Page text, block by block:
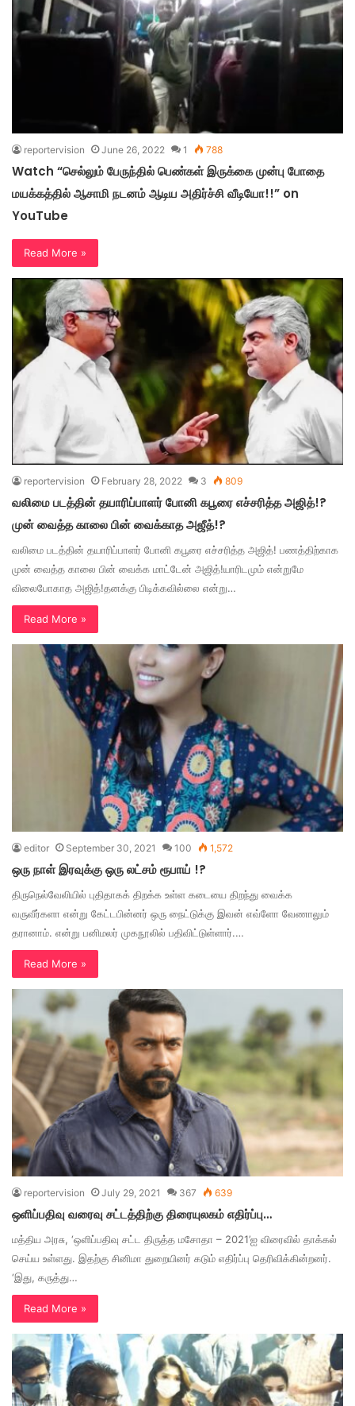
reportervision June 26, 2022 1 788
Watch “செல்லும் பேருந்தில் பெண்கள் இருக்கை முன்பு போதை
மயக்கத்தில் ஆசாமி நடனம் ஆடிய அதிர்ச்சி வீடியோ!!” on
YouTube
Read More »
reportervision February 28, 2022 3 809
வலிமை படத்தின் தயாரிப்பாளர் போனி கபூரை எச்சரித்த அஜித்!?
முன் வைத்த காலை பின் வைக்காத அஜீத்!?
வலிமை படத்தின் தயாரிப்பாளர் போனி கபூரை எச்சரித்த அஜித்! பணத்திற்காக
முன் வைத்த காலை பின் வைக்க மாட்டேன் அஜித்!யாரிடமும் என்றுமே
விலைபோகாத அஜித்!தனக்கு பிடிக்கவில்லை என்று…
Read More »
editor September 30, 2021 100 1,572
ஒரு நாள் இரவுக்கு ஒரு லட்சம் ரூபாய் !?
திருநெல்வேலியில் புதிதாகக் திறக்க உள்ள கடையை திறந்து வைக்க
வருவீர்களா என்று கேட்டபின்னர் ஒரு நைட்டுக்கு இவன் எவ்ளோ வேணாலும்
தரானாம். என்று பனிமலர் முகநூலில் பதிவிட்டுள்ளார்.…
Read More »
reportervision July 29, 2021 367 639
ஒளிப்பதிவு வரைவு சட்டத்திற்கு திரையுலகம் எதிர்ப்பு…
மத்திய அரசு, ‘ஒளிப்பதிவு சட்ட திருத்த மசோதா – 2021’ஐ விரைவில் தாக்கல்
செய்ய உள்ளது. இதற்கு சினிமா துறையினர் கடும் எதிர்ப்பு தெரிவிக்கின்றனர்.
‘இது, கருத்து…
Read More »